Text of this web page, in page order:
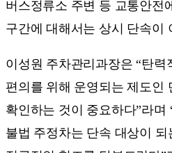
버스정류소 주변 등 교통안전
구간에 대해서는 상시 단속이
이성원 주차관리과장은 “탄력
편의를 위해 운영되는 제도인
확인하는 것이 중요하다”라며
불법 주정차는 단속 대상이 되